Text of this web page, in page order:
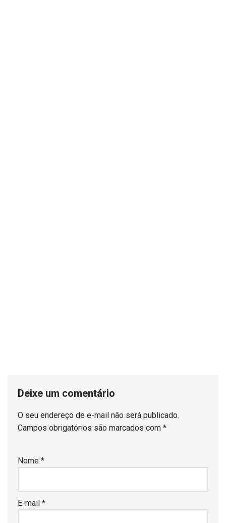
Deixe um comentário
O seu endereço de e-mail não será publicado.
Campos obrigatórios são marcados com *
Nome *
E-mail *